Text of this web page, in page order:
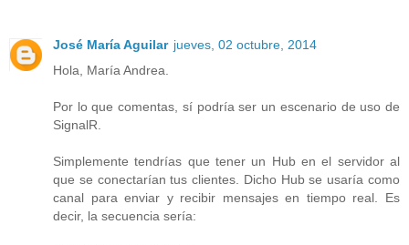
José María Aguilar jueves, 02 octubre, 2014
Hola, María Andrea.
Por lo que comentas, sí podría ser un escenario de uso de
SignalR.
Simplemente tendrías que tener un Hub en el servidor al
que se conectarían tus clientes. Dicho Hub se usaría como
canal para enviar y recibir mensajes en tiempo real. Es
decir, la secuencia sería: